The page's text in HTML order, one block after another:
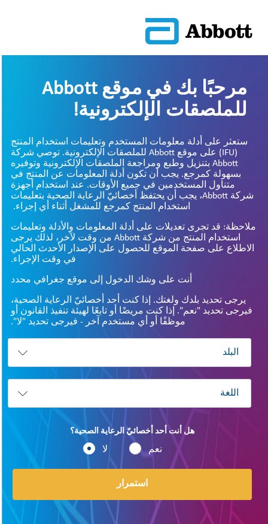
مرحبًا بك في موقع Abbott
للملصقات الإلكترونية!
ستعثر على أدلة معلومات المستخدم وتعليمات استخدام المنتج
(IFU) على موقع Abbott للملصقات الإلكترونية. توصي شركة
Abbott بتنزيل وطبع ومراجعة الملصقات الإلكترونية وتوفيره
بسهولة كمرجع. يجب أن تكون أدلة المعلومات عن المنتج في
متناول المستخدمين في جميع الأوقات. عند استخدام أجهزة
شركة Abbott، يجب أن يحتفظ أخصائيّ الرعاية الصحية بتعليمات
استخدام المنتج كمرجع للمشغل أثناء أي إجراء.
ملاحظة: قد تجرى تعديلات على أدلة المعلومات والأدلة وتعليمات
استخدام المنتج من شركة Abbott من وقت لآخر، لذلك يرجى
الاطلاع على صفحة الموقع للحصول على الإصدار الأحدث الحالي
في وقت الإجراء.
أنت على وشك الدخول إلى موقع جغرافي محدد
يرجى تحديد بلدك ولغتك. إذا كنت أحد أخصائيّ الرعاية الصحية،
فيرجى تحديد "نعم". إذا كنت مريضًا أو تابعًا لهيئة تنفيذ القانون أو
موظفًا أو أي مستخدم آخر - فيرجى تحديد "لا".
هل أنت أحد أخصائيّ الرعاية الصحية؟
نعم لا
استمرار